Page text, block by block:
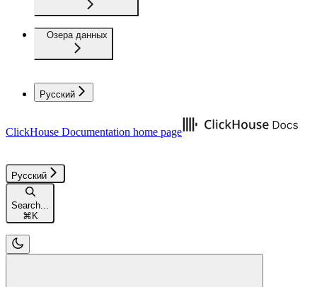
Озера данных
Русский
ClickHouse Documentation home page
Русский
Search...
⌘K